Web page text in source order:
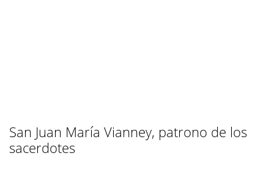
San Juan María Vianney, patrono de los
sacerdotes